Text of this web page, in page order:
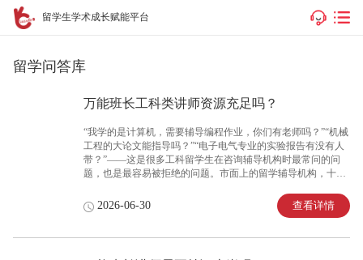
留学生学术成长赋能平台
留学问答库
万能班长工科类讲师资源充足吗？
“我学的是计算机，需要辅导编程作业，你们有老师吗？”“机械
工程的大论文能指导吗？”“电子电气专业的实验报告有没有人
带？”——这是很多工科留学生在咨询辅导机构时最常问的问
题，也是最容易被拒绝的问题。市面上的留学辅导机构，十家
们说“试试看”；你问机械，他们说“得找找”；你问土木，他们
直接说“目前没有”。好不容易找到一家能接的，结果老师是
析一知半解。工科知识体系复杂、专业壁垒高、细分方向差异
极大——计算机和土木工程完全是两个世界，需要完全不同的
2026-06-30 查看详情